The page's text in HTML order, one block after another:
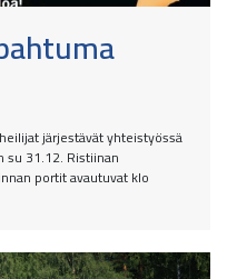
järjestävät yhteistyössä
31.12. Ristiinan
portit avautuvat klo